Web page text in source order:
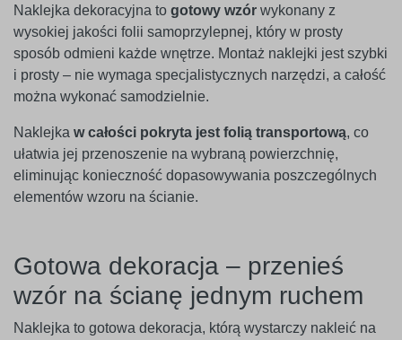
Naklejka dekoracyjna to gotowy wzór wykonany z
wysokiej jakości folii samoprzylepnej, który w prosty
sposób odmieni każde wnętrze. Montaż naklejki jest szybki
i prosty – nie wymaga specjalistycznych narzędzi, a całość
można wykonać samodzielnie.
Naklejka w całości pokryta jest folią transportową, co
ułatwia jej przenoszenie na wybraną powierzchnię,
eliminując konieczność dopasowywania poszczególnych
elementów wzoru na ścianie.
Gotowa dekoracja – przenieś
wzór na ścianę jednym ruchem
Naklejka to gotowa dekoracja, którą wystarczy nakleić na